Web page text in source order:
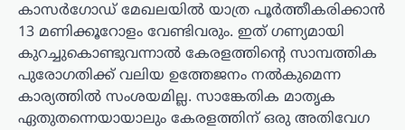
കാസര്‍ഗോഡ് മേഖലയില്‍ യാത്ര പൂര്‍ത്തീകരിക്കാന്‍
13 മണിക്കൂറോളം വേണ്ടിവരും. ഇത് ഗണ്യമായി
കുറച്ചുകൊണ്ടുവന്നാല്‍ കേരളത്തിന്റെ സാമ്പത്തിക
പുരോഗതിക്ക് വലിയ ഉത്തേജനം നല്‍കുമെന്ന
കാര്യത്തില്‍ സംശയമില്ല. സാങ്കേതിക മാതൃക
ഏതുതന്നെയായാലും കേരളത്തിന് ഒരു അതിവേഗ